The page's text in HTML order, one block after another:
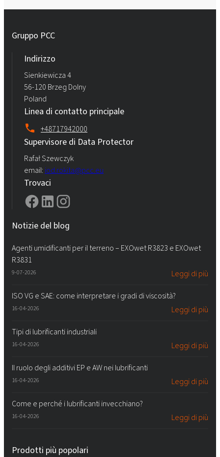
Gruppo PCC
Indirizzo
Sienkiewicza 4
56-120 Brzeg Dolny
Poland
Linea di contatto principale
+48717942000
Supervisore di Data Protector
Rafał Szewczyk
email: iod.rokita@pcc.eu
Trovaci
Notizie del blog
Agenti umidificanti per il terreno – EXOwet R3823 e EXOwet
R3831
9-07-2026 Leggi di più
ISO VG e SAE: come interpretare i gradi di viscosità?
16-04-2026 Leggi di più
Tipi di lubrificanti industriali
16-04-2026 Leggi di più
Il ruolo degli additivi EP e AW nei lubrificanti
16-04-2026 Leggi di più
Come e perché i lubrificanti invecchiano?
16-04-2026 Leggi di più
Prodotti più popolari